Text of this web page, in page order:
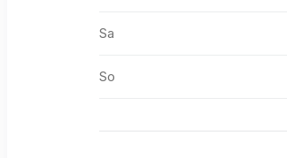
Sa
So